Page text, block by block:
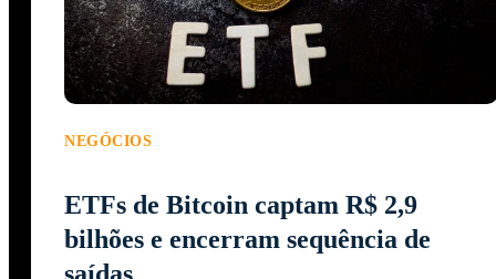
NEGÓCIOS
ETFs de Bitcoin captam R$ 2,9
bilhões e encerram sequência de